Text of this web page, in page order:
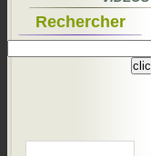
Rechercher